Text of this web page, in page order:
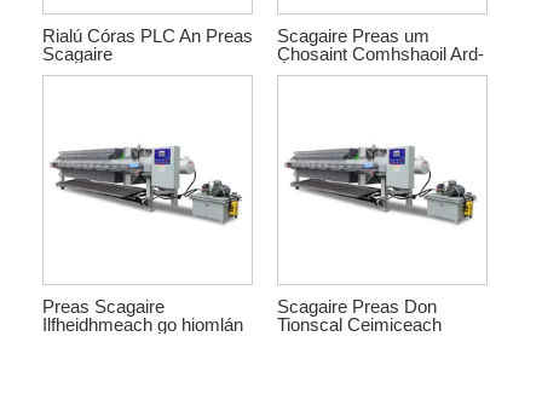
Rialú Córas PLC An Preas
Scagaire
Scagaire Preas um
Chosaint Comhshaoil ​​Ard-
Éifeachtúlachta
Preas Scagaire
Ilfheidhmeach go hiomlán
Scagaire Preas Don
Tionscal Ceimiceach